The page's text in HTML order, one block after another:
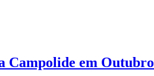
Campolide em Outubro